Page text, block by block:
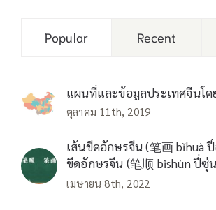
Popular Recent
แผนที่และข้อมูลประเทศจีนโด
ตุลาคม 11th, 2019
เส้นขีดอักษรจีน (笔画 bǐhuà
ขีดอักษรจีน (笔顺 bǐshùn ปี่ซุ่
เมษายน 8th, 2022